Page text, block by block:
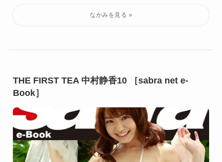
THE FIRST TEA 中村静香10 ［sabra net e-
Book］